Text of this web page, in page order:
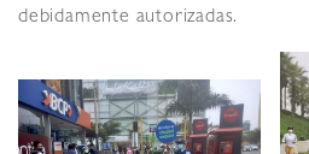
debidamente autorizadas.